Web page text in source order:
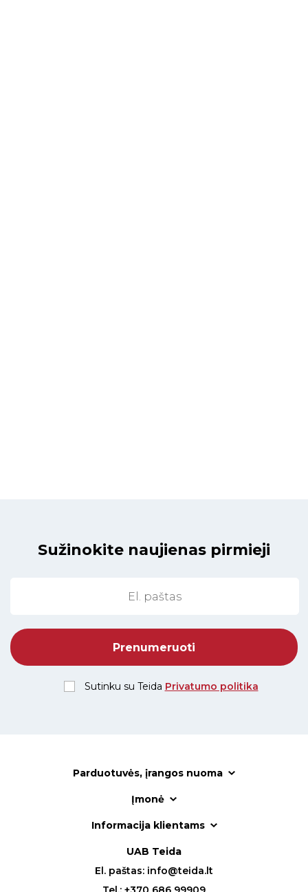
Sužinokite naujienas pirmieji
Sutinku su Teida Privatumo politika
Parduotuvės, įrangos nuoma
Įmonė
Informacija klientams
UAB Teida
El. paštas: info@teida.lt